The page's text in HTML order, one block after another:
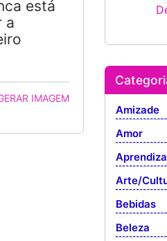
está
a
IMAGEM
Amizade
Amor
Arte/
Bebidas
Beleza